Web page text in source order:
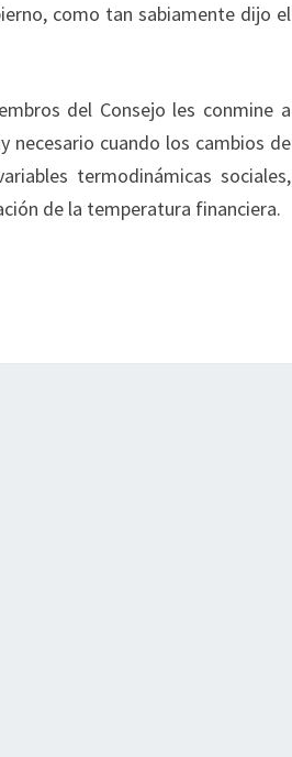
como tan sabiamente dijo el
del Consejo les conmine a
necesario cuando los cambios de
termodinámicas sociales,
de la temperatura financiera.